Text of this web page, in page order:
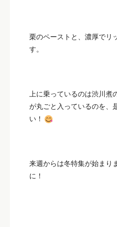
栗のペーストと、濃厚でリ
す。
上に乗っているのは渋川煮
が丸ごと入っているのを、
い！
来週からは冬特集が始まり
に！